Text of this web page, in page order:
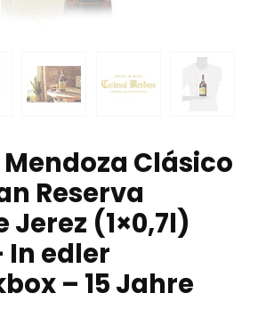
Clásico
Reserva
Jerez (1×0,7l)
In edler
– 15 Jahre